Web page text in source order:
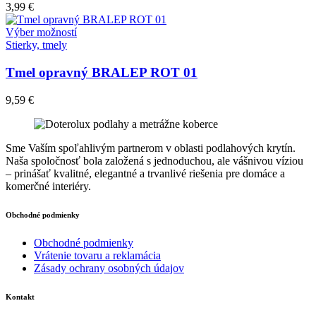
3,99 €
Výber možnostíTento
viacero
variantov.
môžete
vybrať
na
stránke
produktu.
Stierky, tmely
Tmel opravný BRALEP ROT 01
9,59 €
Sme Vaším spoľahlivým partnerom v oblasti podlahových krytín.
Naša spoločnosť bola založená s jednoduchou, ale vášnivou víziou
– prinášať kvalitné, elegantné a trvanlivé riešenia pre domáce a
komerčné interiéry.
Obchodné podmienky
Obchodné podmienky
Vrátenie tovaru a reklamácia
Zásady ochrany osobných údajov
Kontakt